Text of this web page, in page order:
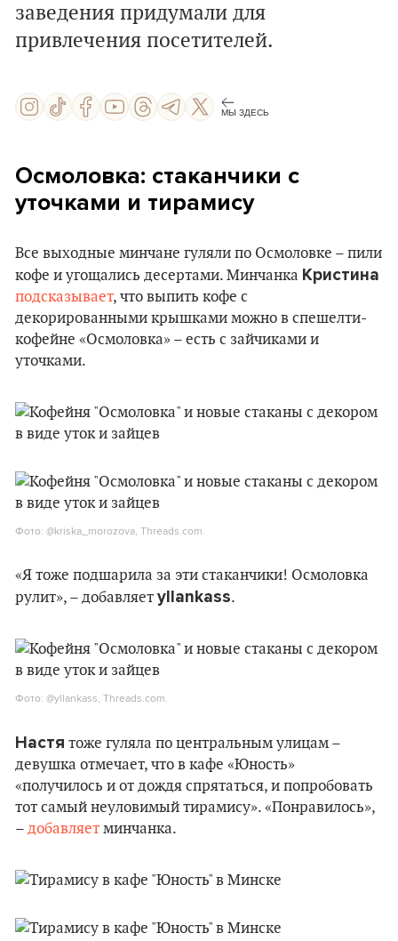
заведения придумали для
привлечения посетителей.
МЫ ЗДЕСЬ
Осмоловка: стаканчики с
уточками и тирамису
Все выходные минчане гуляли по Осмоловке – пили
кофе и угощались десертами. Минчанка Кристина
подсказывает, что выпить кофе с
декорированными крышками можно в спешелти-
кофейне «Осмоловка» – есть с зайчиками и
уточками.
Фото: @kriska_morozova, Threads.com.
«Я тоже подшарила за эти стаканчики! Осмоловка
рулит», – добавляет yllankass.
Фото: @yllankass, Threads.com.
Настя тоже гуляла по центральным улицам –
девушка отмечает, что в кафе «Юность»
«получилось и от дождя спрятаться, и попробовать
тот самый неуловимый тирамису». «Понравилось»,
– добавляет минчанка.